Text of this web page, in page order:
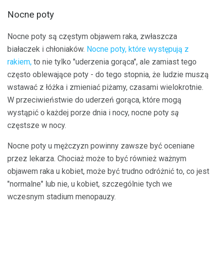
Nocne poty
Nocne poty są częstym objawem raka, zwłaszcza
białaczek i chłoniaków. Nocne poty, które występują z
rakiem, to nie tylko "uderzenia gorąca", ale zamiast tego
często oblewające poty - do tego stopnia, że ​​ludzie muszą
wstawać z łóżka i zmieniać piżamy, czasami wielokrotnie.
W przeciwieństwie do uderzeń gorąca, które mogą
wystąpić o każdej porze dnia i nocy, nocne poty są
częstsze w nocy.
Nocne poty u mężczyzn powinny zawsze być oceniane
przez lekarza. Chociaż może to być również ważnym
objawem raka u kobiet, może być trudno odróżnić to, co jest
"normalne" lub nie, u kobiet, szczególnie tych we
wczesnym stadium menopauzy.